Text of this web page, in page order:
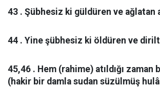
43 . Şübhesiz ki güldüren ve ağlatan
44 . Yine şübhesiz ki öldüren ve
45,46 . Hem (rahime) atıldığı zaman
(hakir bir damla sudan süzülmüş